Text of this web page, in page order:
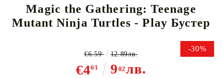
Magic the Gathering: Teenage
Mutant Ninja Turtles - Play Бустер
-30%
€461 9 02лв.
€6.59 12.89лв.